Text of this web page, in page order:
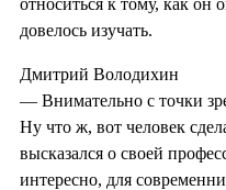
довелось изучать.
Дмитрий Володихин
— Внимательно с точки
Ну что ж, вот человек
высказался о своей
интересно, для